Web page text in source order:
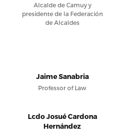
Alcalde de Camuy y
presidente de la Federación
de Alcaldes
Jaime Sanabria
Professor of Law
Lcdo Josué Cardona
Hernández